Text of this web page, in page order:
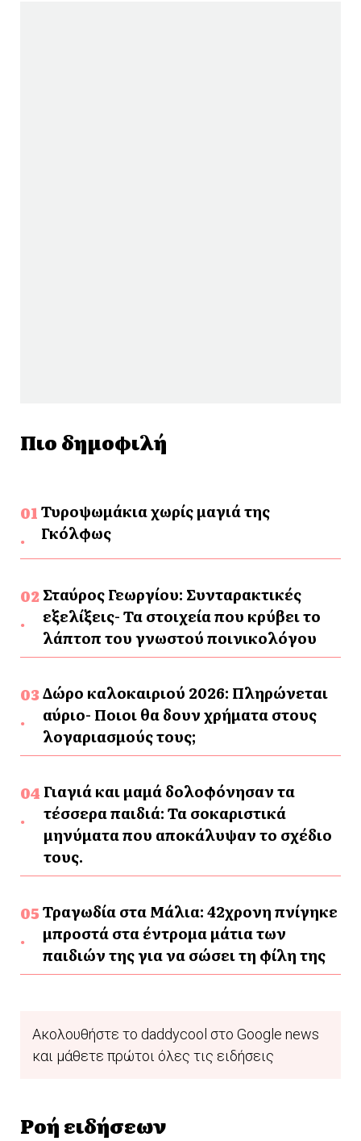
Πιο δημοφιλή
Τυροψωμάκια χωρίς μαγιά της
Γκόλφως
Σταύρος Γεωργίου: Συνταρακτικές
εξελίξεις- Τα στοιχεία που κρύβει το
λάπτοπ του γνωστού ποινικολόγου
Δώρο καλοκαιριού 2026: Πληρώνεται
αύριο- Ποιοι θα δουν χρήματα στους
λογαριασμούς τους;
Γιαγιά και μαμά δολοφόνησαν τα
τέσσερα παιδιά: Τα σοκαριστικά
μηνύματα που αποκάλυψαν το σχέδιο
τους.
Τραγωδία στα Μάλια: 42χρονη πνίγηκε
μπροστά στα έντρομα μάτια των
παιδιών της για να σώσει τη φίλη της
Ακολουθήστε το daddycool στο Google news
και μάθετε πρώτοι όλες τις ειδήσεις
Ροή ειδήσεων